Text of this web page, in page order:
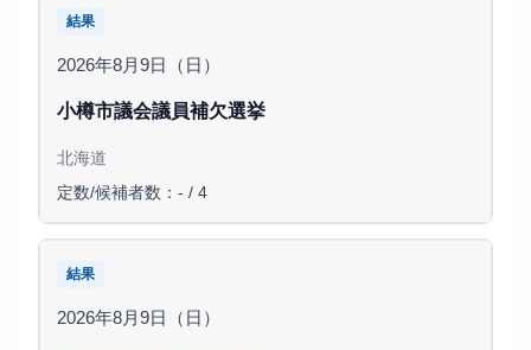
結果
2026年8月9日（日）
小樽市議会議員補欠選挙
北海道
定数/候補者数：- / 4
結果
2026年8月9日（日）